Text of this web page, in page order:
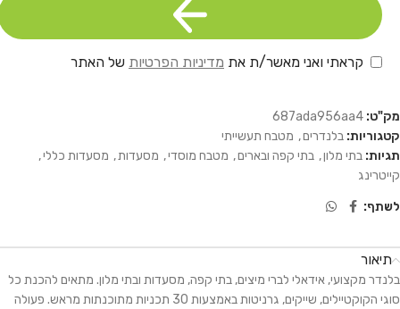
קראתי ואני מאשר/ת את מדיניות הפרטיות של האתר
מק"ט: 687ada956aa4
קטגוריות: בלנדרים, מטבח תעשייתי
תגיות: בתי מלון, בתי קפה ובארים, מטבח מוסדי, מסעדות, מסעדות כללי,
קייטרינג
לשתף:
תיאור
בלנדר מקצועי, אידאלי לברי מיצים, בתי קפה, מסעדות ובתי מלון. מתאים להכנת כל
סוגי הקוקטיילים, שייקים, גרניטות באמצעות 30 תכניות מתוכנתות מראש. פעולה